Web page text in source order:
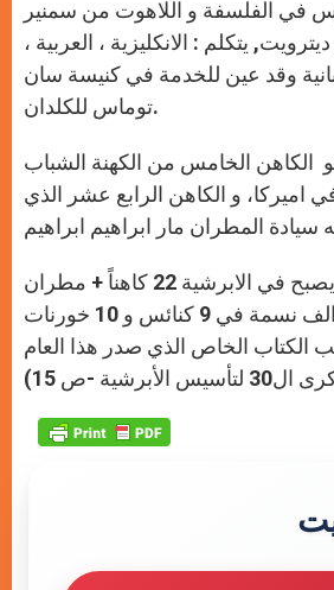
في الفلسفة و اللاهوت من سمنير
يتكلم : الانكليزية ، العربية ،
وقد عين للخدمة في كنيسة سان
توماس للكلدان.
الكاهن الخامس من الكهنة الشباب
اميركا، و الكاهن الرابع عشر الذي
برسامة الأب اندرو يصبح في الابرشية 22 كاهناً + مطران
يخدمون 150 الف نسمة في 9 كنائس و 10 خورنات
الكتاب الخاص الذي صدر هذا العام